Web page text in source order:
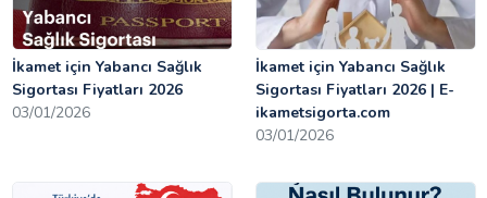
İkamet için Yabancı Sağlık
Sigortası Fiyatları 2026
03/01/2026
İkamet için Yabancı Sağlık
Sigortası Fiyatları 2026 | E-
ikametsigorta.com
03/01/2026